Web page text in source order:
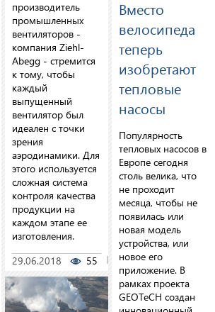
производитель
промышленных
вентиляторов -
компания Ziehl-
Abegg - стремится
к тому, чтобы
каждый
выпущенный
вентилятор был
идеален с точки
зрения
аэродинамики. Для
этого используется
сложная система
контроля качества
продукции на
каждом этапе ее
изготовления.
29.06.2018
55 0
Вместо
велосипеда
теперь
изобретают
тепловые
насосы
Популярность
тепловых насосов в
Европе сегодня
столь велика, что
не проходит
месяца, чтобы не
появилась или
новая модель
устройства, или
новое его
приложение. В
рамках проекта
GEOTeCH создан